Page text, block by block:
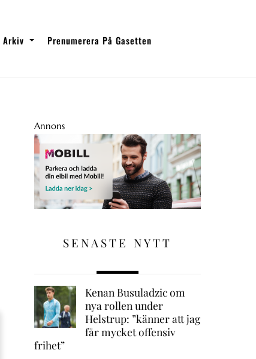
Arkiv Prenumerera På Gasetten
Annons
SENASTE NYTT
Kenan Busuladzic om
nya rollen under
Helstrup: ”känner att jag
får mycket offensiv
frihet”